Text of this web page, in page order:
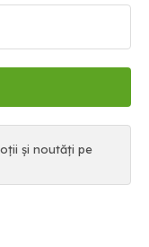
și noutăți pe